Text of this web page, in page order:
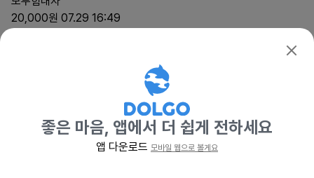
20,000원 07.29 16:49
20,000원 07.28 09:03
익명의 천사
07.28 09:03
좋은 마음, 앱에서 더 쉽게 전하세요
앱 다운로드 모바일 웹으로 볼게요